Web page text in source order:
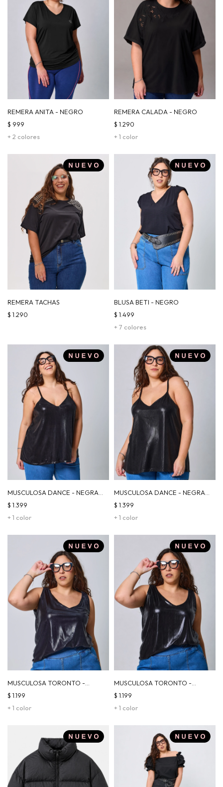
REMERA ANITA - NEGRO
+ 2 colores
$ 999
REMERA CALADA - NEGRO
+ 1 color
$ 1.290
REMERA TACHAS
$ 1.290
BLUSA BETI - NEGRO
+ 7 colores
$ 1.499
MUSCULOSA DANCE - NEGRA
RAYAS
+ 1 color
$ 1.399
MUSCULOSA DANCE - NEGRA
VÍBORA
+ 1 color
$ 1.399
MUSCULOSA TORONTO -
VÍBORA
+ 1 color
$ 1.199
MUSCULOSA TORONTO -
NEGRO
+ 1 color
$ 1.199